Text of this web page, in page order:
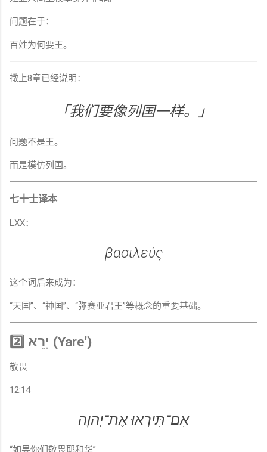
问题在于：
百姓为何要王。
撒上8章已经说明：
「我们要像列国一样。」
问题不是王。
而是模仿列国。
七十士译本
LXX：
βασιλεύς
这个词后来成为：
“天国”、“神国”、“弥赛亚君王”等概念的重要基础。
2️⃣ יָרֵא (Yare')
敬畏
12:14
אִם־תִּירְאוּ אֶת־יְהוָה
“如果你们敬畏耶和华”